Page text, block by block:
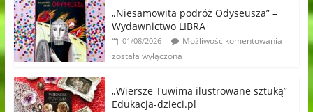
„Niesamowita podróż Odyseusza” –
Wydawnictwo LIBRA
01/08/2026
Możliwość komentowania
została wyłączona
„Wiersze Tuwima ilustrowane sztuką”
Edukacja-dzieci.pl